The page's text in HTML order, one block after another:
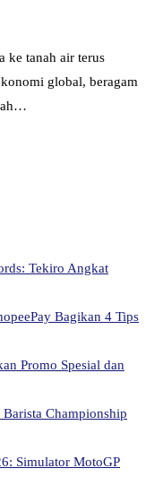
ke tanah air terus
global, beragam
Tekiro Angkat
Bagikan 4 Tips
Promo Spesial dan
Championship
Simulator MotoGP